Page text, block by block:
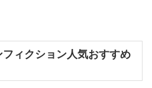
ィクション人気おすすめ